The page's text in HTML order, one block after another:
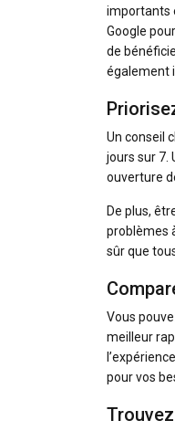
importants
Google
de
également
Un conseil
jours sur 7.
ouverture
De plus,
problèmes
sûr que
Vous
meilleur
pour vos